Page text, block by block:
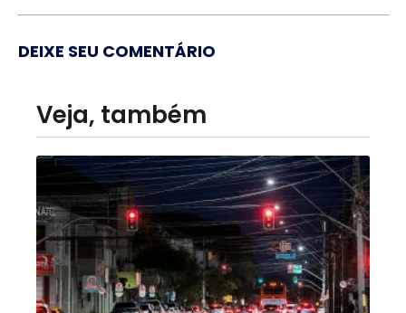
DEIXE SEU COMENTÁRIO
Veja, também